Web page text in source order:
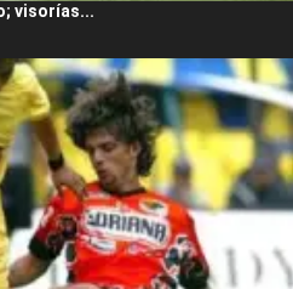
visorías...